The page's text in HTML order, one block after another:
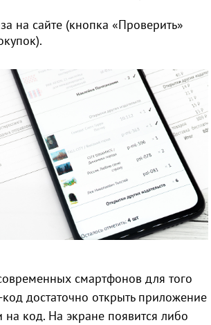
на сайте (кнопка «Проверить»
смартфонов для того
код достаточно открыть приложение
на код. На экране появится либо